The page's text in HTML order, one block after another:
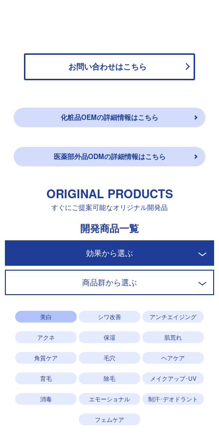
お問い合わせはこちら
化粧品OEMの詳細情報はこちら
医薬部外品ODMの詳細情報はこちら
ORIGINAL PRODUCTS
すぐにご提案可能なオリジナル開発品
開発商品一覧
効果から選ぶ
商品群から選ぶ
美白 シワ改善 アンチエイジング
アクネ 保湿 肌荒れ
角質ケア 毛穴 ヘアケア
育毛 除毛 メイクアップ･UV
消毒 エモーショナル 制汗･デオドラント
フェムケア